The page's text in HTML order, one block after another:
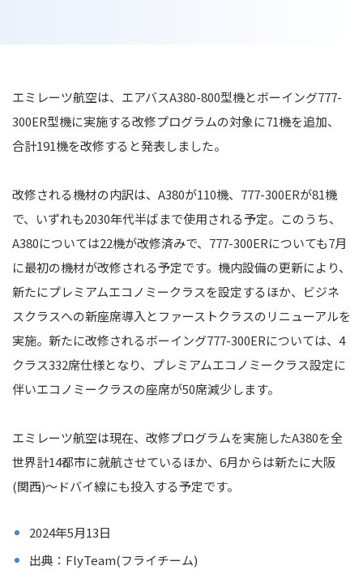
エミレーツ航空は、エアバスA380-800型機とボーイング777-
300ER型機に実施する改修プログラムの対象に71機を追加、
合計191機を改修すると発表しました。
改修される機材の内訳は、A380が110機、777-300ERが81機
で、いずれも2030年代半ばまで使用される予定。このうち、
A380については22機が改修済みで、777-300ERについても7月
に最初の機材が改修される予定です。機内設備の更新により、
新たにプレミアムエコノミークラスを設定するほか、ビジネ
スクラスへの新座席導入とファーストクラスのリニューアルを
実施。新たに改修されるボーイング777-300ERについては、4
クラス332席仕様となり、プレミアムエコノミークラス設定に
伴いエコノミークラスの座席が50席減少します。
エミレーツ航空は現在、改修プログラムを実施したA380を全
世界計14都市に就航させているほか、6月からは新たに大阪
(関西)〜ドバイ線にも投入する予定です。
2024年5月13日
出典：FlyTeam(フライチーム)